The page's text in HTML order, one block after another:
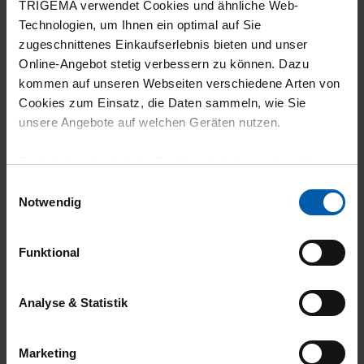
TRIGEMA verwendet Cookies und ähnliche Web-
Technologien, um Ihnen ein optimal auf Sie
zugeschnittenes Einkaufserlebnis bieten und unser
Online-Angebot stetig verbessern zu können. Dazu
kommen auf unseren Webseiten verschiedene Arten von
Cookies zum Einsatz, die Daten sammeln, wie Sie
unsere Angebote auf welchen Geräten nutzen.
Technisch erforderliche Cookies sind eine notwendige
grundlegende Funktionen wie etwa zur Auswahl und
gewährleisten.
Für die Darstellung personalisierter Angebote, Anzeigen
und Inhalte aufgrund Ihres Nutzerverhaltens und Ihres
Zwecke zur Analyse und Optimierung unserer
Notwendig
Funktional
Analyse & Statistik
Marketing
climate-neutral
shipping
Family business
14 day return policy
100% Made in